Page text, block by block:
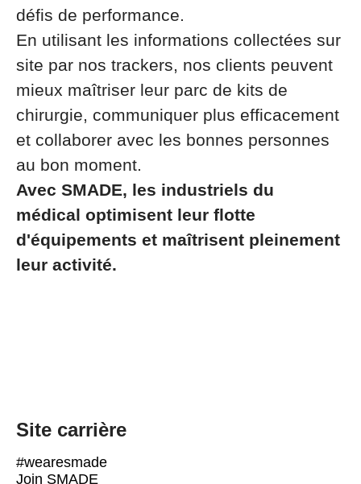
défis de performance.
En utilisant les informations collectées sur
site par nos trackers, nos clients peuvent
mieux maîtriser leur parc de kits de
chirurgie, communiquer plus efficacement
et collaborer avec les bonnes personnes
au bon moment.
Avec SMADE, les industriels du
médical optimisent leur flotte
d'équipements et maîtrisent pleinement
leur activité.
Site carrière
#wearesmade
Join SMADE